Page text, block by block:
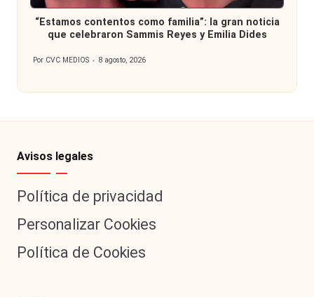
en
“Estamos contentos como familia”: la gran noticia
que celebraron Sammis Reyes y Emilia Dides
Por CVC MEDIOS 8 agosto, 2026
Avisos legales
Política de privacidad
Personalizar Cookies
Política de Cookies